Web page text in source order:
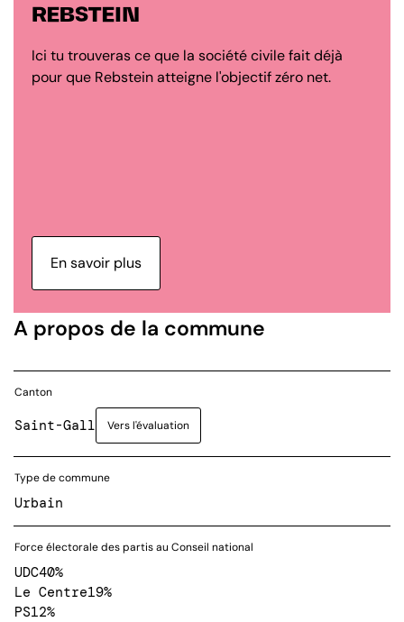
REBSTEIN
Ici tu trouveras ce que la société civile fait déjà
pour que Rebstein atteigne l'objectif zéro net.
En savoir plus
A propos de la commune
Canton
Saint-Gall Vers l'évaluation
Type de commune
Urbain
Force électorale des partis au Conseil national
UDC40%
Le Centre19%
PS12%